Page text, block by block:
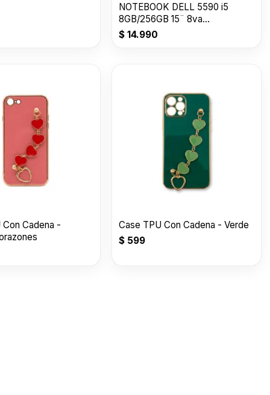
NOTEBOOK DELL 5590 i5
8GB/256GB 15¨ 8va
GENERACION
$ 14.990
Con Cadena -
Case TPU Con Cadena - Verde
$ 599